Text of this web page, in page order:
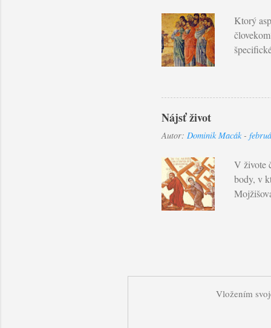
Ktorý
nášho
Nájsť život
Autor: Dominik Macák -
V živote
body, v
Slovom
Boží
mnoho
všetkým
Vložením